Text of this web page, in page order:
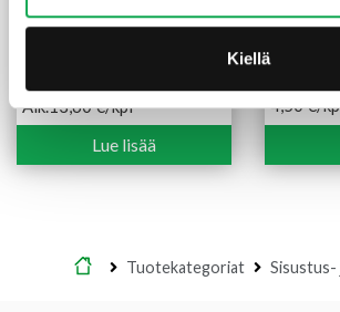
Kiellä
Alk.13,60€
Hintaluokka:
-
/kpl
Lue lisää
4,50€/
Etusivu
Tuotekategoriat Sisustus-